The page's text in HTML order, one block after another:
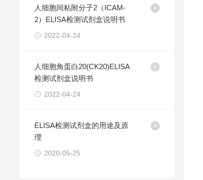
人细胞间粘附分子2（ICAM-
2）ELISA检测试剂盒说明书
2022-04-24
人细胞角蛋白20(CK20)ELISA
检测试剂盒说明书
2022-04-24
ELISA检测试剂盒的用途及原
理
2020-05-25